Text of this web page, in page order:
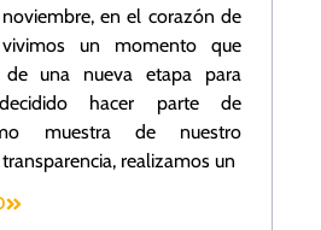
en el corazón de
un momento que
una nueva etapa para
hacer parte de
muestra de nuestro
realizamos un